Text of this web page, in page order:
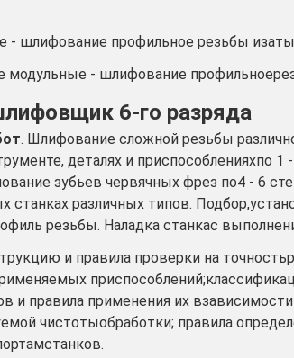
- шлифование профильное резьбы
модульные - шлифование
6-го разряда
. Шлифование сложной резьбы
деталях и приспособленияхпо 1
зубьев червячных фрез по4 - 6
станках различных типов.
резьбы. Наладка станкас
и правила проверки на
и правила применения их
чистотыобработки; правила